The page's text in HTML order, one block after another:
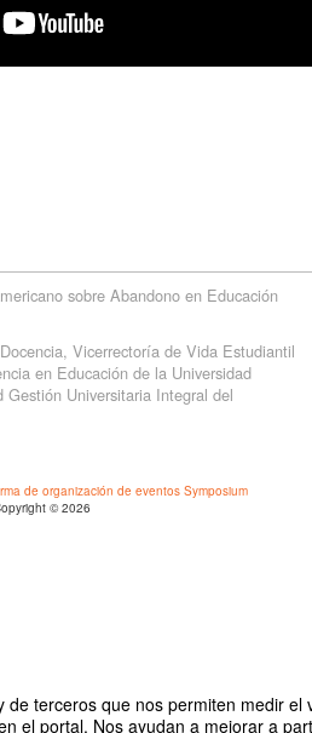
de terceros que nos permiten medir el
el portal. Nos ayudan a mejorar a
sobre Abandono en Educación
Vicerrectoría de Vida Estudiantil
en Educación de la Universidad
Universitaria Integral del
de organización de eventos Symposium
© 2026